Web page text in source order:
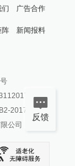
们 广告合作
阵
台
新闻报料
2017116
公司
反馈